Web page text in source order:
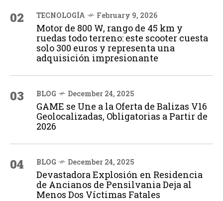
02 TECNOLOGÍA February 9, 2026
Motor de 800 W, rango de 45 km y
ruedas todo terreno: este scooter cuesta
solo 300 euros y representa una
adquisición impresionante
03 BLOG December 24, 2025
GAME se Une a la Oferta de Balizas V16
Geolocalizadas, Obligatorias a Partir de
2026
04 BLOG December 24, 2025
Devastadora Explosión en Residencia
de Ancianos de Pensilvania Deja al
Menos Dos Víctimas Fatales